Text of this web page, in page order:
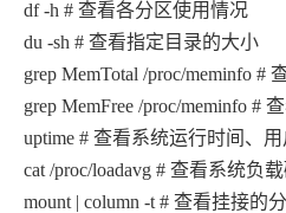
df -h # 查看各分区使用情况
du -sh # 查看指定目录的大小
grep MemTotal /proc/meminfo #
grep MemFree /proc/meminfo #
uptime # 查看系统运行时间、
cat /proc/loadavg # 查看系统负
mount | column -t # 查看挂接的